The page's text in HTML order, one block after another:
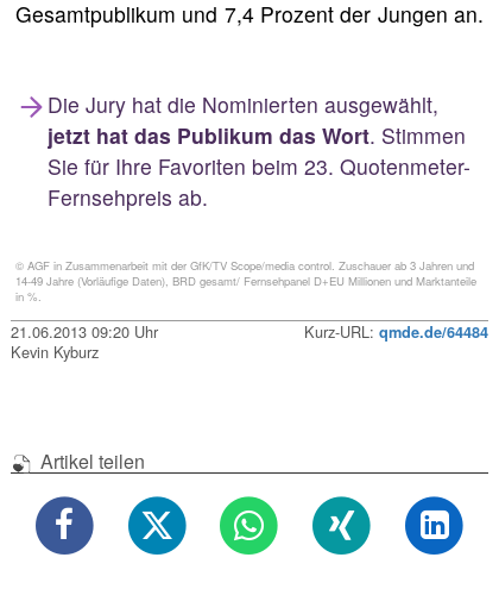
Gesamtpublikum und 7,4 Prozent der Jungen an.
Die Jury hat die Nominierten ausgewählt,
jetzt hat das Publikum das Wort. Stimmen
Sie für Ihre Favoriten beim 23. Quotenmeter-
Fernsehpreis ab.
© AGF in Zusammenarbeit mit der GfK/TV Scope/media control. Zuschauer ab 3 Jahren und
14-49 Jahre (Vorläufige Daten), BRD gesamt/ Fernsehpanel D+EU Millionen und Marktanteile
in %.
21.06.2013 09:20 Uhr Kurz-URL: qmde.de/64484
Kevin Kyburz
Artikel teilen